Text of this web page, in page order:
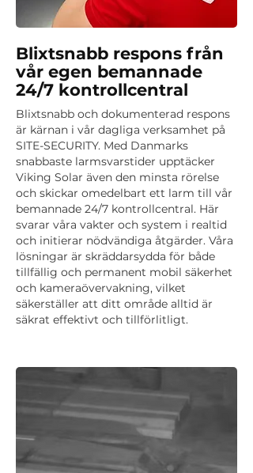
Blixtsnabb respons från
vår egen bemannade
24/7 kontrollcentral
Blixtsnabb och dokumenterad respons
är kärnan i vår dagliga verksamhet på
SITE-SECURITY. Med Danmarks
snabbaste larmsvarstider upptäcker
Viking Solar även den minsta rörelse
och skickar omedelbart ett larm till vår
bemannade 24/7 kontrollcentral. Här
svarar våra vakter och system i realtid
och initierar nödvändiga åtgärder. Våra
lösningar är skräddarsydda för både
tillfällig och permanent mobil säkerhet
och kameraövervakning, vilket
säkerställer att ditt område alltid är
säkrat effektivt och tillförlitligt.